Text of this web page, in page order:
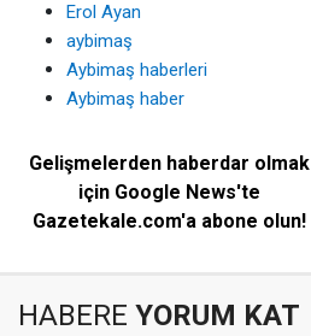
Erol Ayan
aybimaş
Aybimaş haberleri
Aybimaş haber
Gelişmelerden haberdar olmak
için Google News'te
Gazetekale.com'a abone olun!
HABERE YORUM KAT